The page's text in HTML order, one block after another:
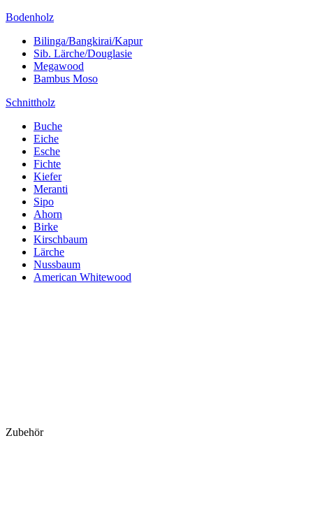
Bodenholz
Bilinga/Bangkirai/Kapur
Sib. Lärche/Douglasie
Megawood
Bambus Moso
Schnittholz
Buche
Eiche
Esche
Fichte
Kiefer
Meranti
Sipo
Ahorn
Birke
Kirschbaum
Lärche
Nussbaum
American Whitewood
Zubehör